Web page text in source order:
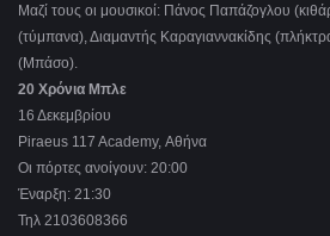
Μαζί τους οι μουσικοί: Πάνος Παπάζογλου
(τύμπανα), Διαμαντής Καραγιαννακίδης
(Μπάσο).
20 Χρόνια Μπλε
16 Δεκεμβρίου
Piraeus 117 Academy, Αθήνα
Οι πόρτες ανοίγουν: 20:00
Έναρξη: 21:30
Τηλ 2103608366